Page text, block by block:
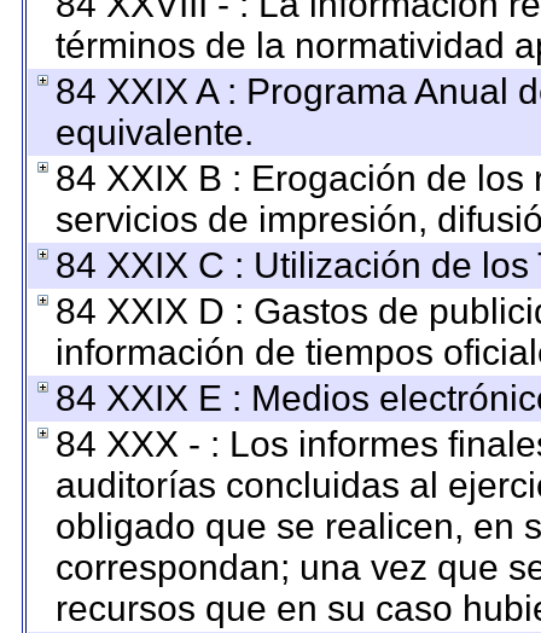
términos de la normatividad
84 XXIX A : Programa Anual
equivalente.
84 XXIX B : Erogación de
servicios de impresión,
84 XXIX C : Utilización de
84 XXIX D : Gastos de
información de tiempos
84 XXIX E : Medios
84 XXX - : Los informes
auditorías concluidas al
obligado que se realicen, en
correspondan; una vez que
recursos que en su caso